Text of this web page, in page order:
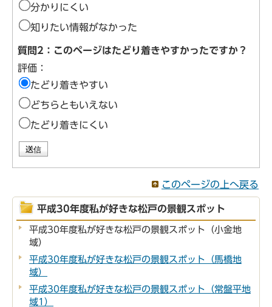
分かりにくい
知りたい情報がなかった
質問2：このページはたどり着きやすかったですか？
評価：
たどり着きやすい
どちらともいえない
たどり着きにくい
このページの上へ戻る
平成30年度私が好きな松戸の景観スポット
平成30年度私が好きな松戸の景観スポット（小金地
域）
平成30年度私が好きな松戸の景観スポット（馬橋地
域）
平成30年度私が好きな松戸の景観スポット（常盤平地
域1）